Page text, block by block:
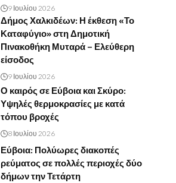
9 Ιουλίου 2026
Δήμος Χαλκιδέων: Η έκθεση «Το
Καταφύγιο» στη Δημοτική
Πινακοθήκη Μυταρά – Ελεύθερη
είσοδος
9 Ιουλίου 2026
Ο καιρός σε Εύβοια και Σκύρο:
Υψηλές θερμοκρασίες με κατά
τόπου βροχές
8 Ιουλίου 2026
Εύβοια: Πολύωρες διακοπές
ρεύματος σε πολλές περιοχές δύο
δήμων την Τετάρτη